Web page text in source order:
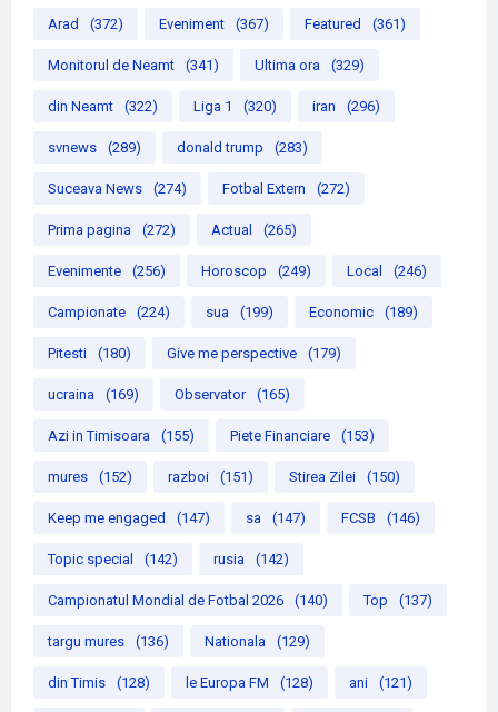
Arad (372) Eveniment (367) Featured (361)
Monitorul de Neamt (341) Ultima ora (329)
din Neamt (322) Liga 1 (320) iran (296)
svnews (289) donald trump (283)
Suceava News (274) Fotbal Extern (272)
Prima pagina (272) Actual (265)
Evenimente (256) Horoscop (249) Local (246)
Campionate (224) sua (199) Economic (189)
Pitesti (180) Give me perspective (179)
ucraina (169) Observator (165)
Azi in Timisoara (155) Piete Financiare (153)
mures (152) razboi (151) Stirea Zilei (150)
Keep me engaged (147) sa (147) FCSB (146)
Topic special (142) rusia (142)
Campionatul Mondial de Fotbal 2026 (140) Top (137)
targu mures (136) Nationala (129)
din Timis (128) le Europa FM (128) ani (121)